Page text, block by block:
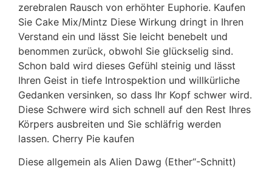
zerebralen Rausch von erhöhter Euphorie. Kaufen
Sie Cake Mix/Mintz Diese Wirkung dringt in Ihren
Verstand ein und lässt Sie leicht benebelt und
benommen zurück, obwohl Sie glückselig sind.
Schon bald wird dieses Gefühl steinig und lässt
Ihren Geist in tiefe Introspektion und willkürliche
Gedanken versinken, so dass Ihr Kopf schwer wird.
Diese Schwere wird sich schnell auf den Rest Ihres
Körpers ausbreiten und Sie schläfrig werden
lassen. Cherry Pie kaufen
Diese allgemein als Alien Dawg (Ether“-Schnitt)